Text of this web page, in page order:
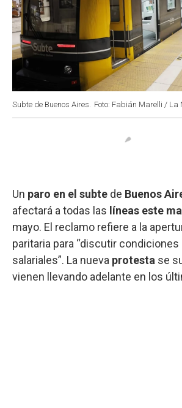
Subte de Buenos Aires. Foto: Fabián Marelli / La
Un paro en el subte de Buenos
afectará a todas las líneas este
mayo. El reclamo refiere a la
paritaria para “discutir condiciones
salariales”. La nueva protesta se
vienen llevando adelante en los